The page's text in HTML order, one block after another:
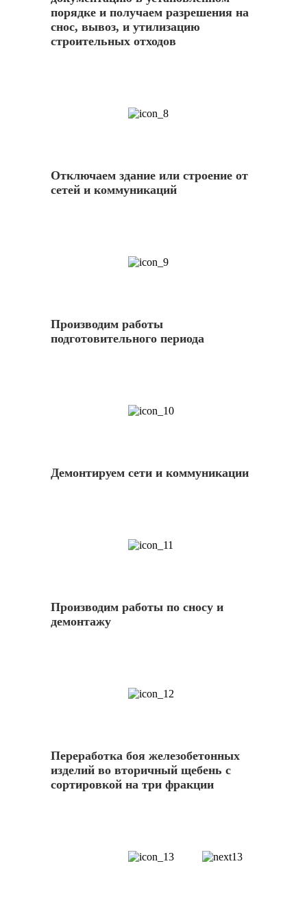
порядке и получаем разрешения на
снос, вывоз, и утилизацию
строительных отходов
Отключаем здание или строение от
сетей и коммуникаций
Производим работы
подготовительного периода
Демонтируем сети и коммуникации
Производим работы по сносу и
демонтажу
Переработка боя железобетонных
изделий во вторичный щебень с
сортировкой на три фракции